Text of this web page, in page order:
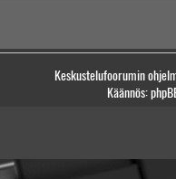
Keskustelufoorumin
Käännös: